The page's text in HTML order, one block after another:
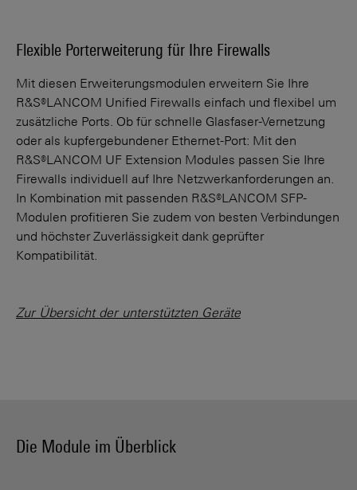
Flexible Porterweiterung für Ihre Firewalls
Mit diesen Erweiterungsmodulen erweitern Sie Ihre
R&S®LANCOM Unified Firewalls einfach und flexibel um
zusätzliche Ports. Ob für schnelle Glasfaser-Vernetzung
oder als kupfergebundener Ethernet-Port: Mit den
R&S®LANCOM UF Extension Modules passen Sie Ihre
Firewalls individuell auf Ihre Netzwerkanforderungen an.
In Kombination mit passenden R&S®LANCOM SFP-
Modulen profitieren Sie zudem von besten Verbindungen
und höchster Zuverlässigkeit dank geprüfter
Kompatibilität.
Zur Übersicht der unterstützten Geräte
Die Module im Überblick